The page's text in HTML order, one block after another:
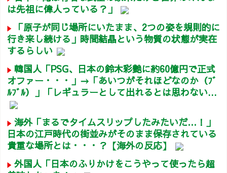
は先祖に偉人っている？」
「原子が同じ場所にいたまま、2つの姿を規則的に
行き来し続ける」時間結晶という物質の状態が実在
するらしい
韓国人「PSG、日本の鈴木彩艶に約60億円で正式
オファー・・・」→「あいつがそれほどなのか（ﾌﾞ
ﾙﾌﾞﾙ）」「レギュラーとして出れるとは思わない...
海外「まるでタイムスリップしたみたいだ…！」
日本の江戸時代の街並みがそのまま保存されている
貴重な場所とは・・・？【海外の反応】
外国人「日本のふりかけをこうやって使ったら超